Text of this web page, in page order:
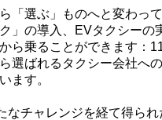
「選ぶ」ものへと変わっ
」の導入、EVタクシーの
ら乗ることができます：
選ばれるタクシー会社へ
ます。
なチャレンジを経て得ら